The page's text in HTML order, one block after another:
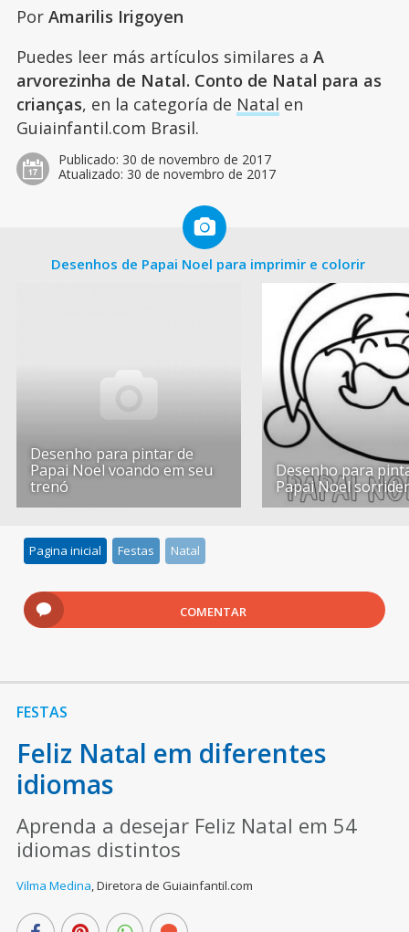
Por Amarilis Irigoyen
Puedes leer más artículos similares a A
arvorezinha de Natal. Conto de Natal para as
crianças, en la categoría de Natal en
Guiainfantil.com Brasil.
Publicado: 30 de novembro de 2017
Atualizado: 30 de novembro de 2017
Desenhos de Papai Noel para imprimir e colorir
Desenho para pintar de
Papai Noel voando em seu
trenó
Desenho para
Papai Noel
Pagina inicial Festas Natal
COMENTAR
FESTAS
Feliz Natal em diferentes
idiomas
Aprenda a desejar Feliz Natal em 54
idiomas distintos
Vilma Medina,Diretora de Guiainfantil.com